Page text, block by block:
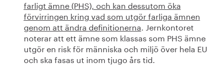
farligt ämne (PHS), och kan dessutom öka
förvirringen kring vad som utgör farliga ämnen
genom att ändra definitionerna. Jernkontoret
noterar att ett ämne som klassas som PHS ämne
utgör en risk för människa och miljö över hela EU
och ska fasas ut inom tjugo års tid.